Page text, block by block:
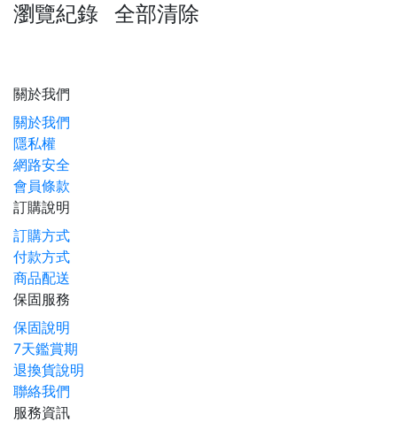
瀏覽紀錄 全部清除
關於我們
關於我們
隱私權
網路安全
會員條款
訂購說明
訂購方式
付款方式
商品配送
保固服務
保固說明
7天鑑賞期
退換貨說明
聯絡我們
服務資訊